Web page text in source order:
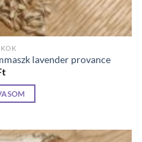
lavender provance